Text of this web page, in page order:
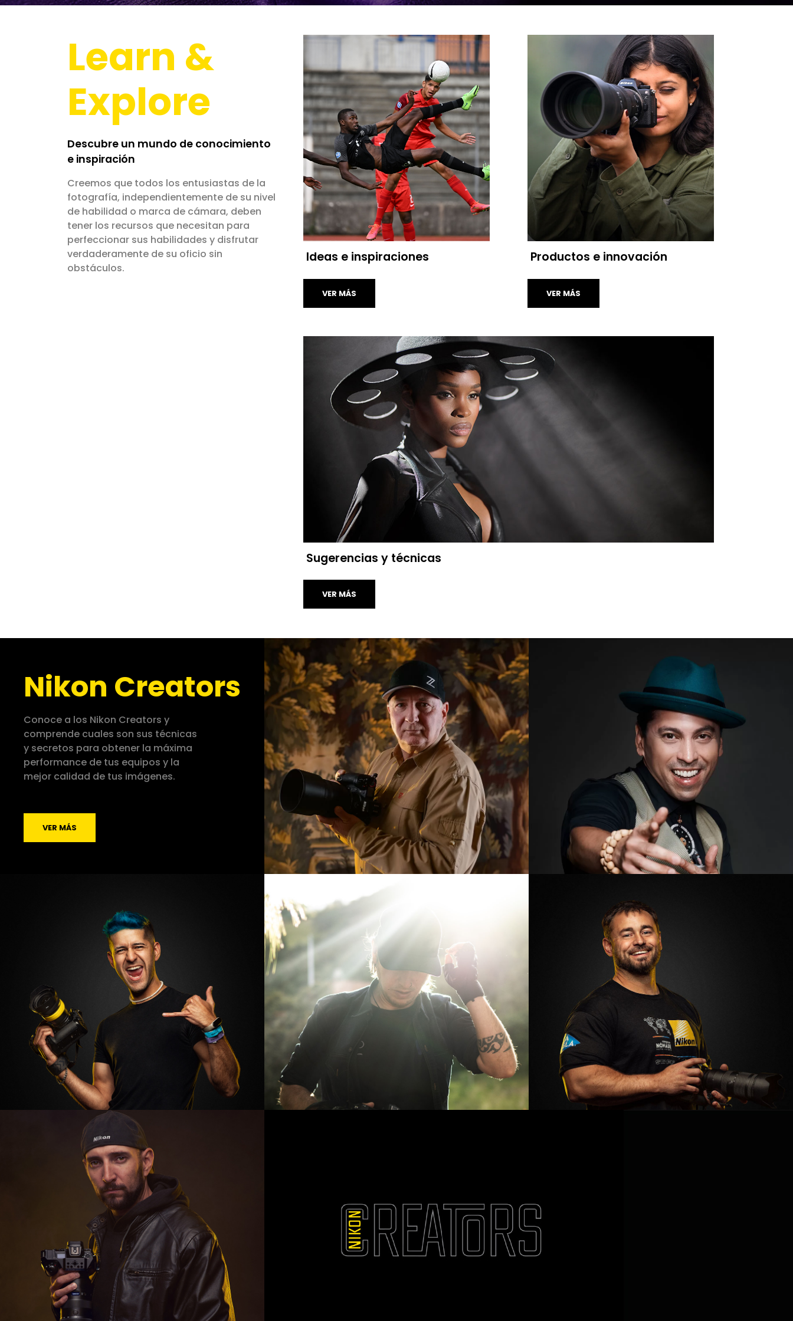
Learn &
Explore
Descubre un mundo de conocimiento
e inspiración
Creemos que todos los entusiastas de la
fotografía, independientemente de su nivel
de habilidad o marca de cámara, deben
tener los recursos que necesitan para
perfeccionar sus habilidades y disfrutar
verdaderamente de su oficio sin
obstáculos.
Ideas e inspiraciones
VER MÁS
Productos e innovación
VER MÁS
Sugerencias y técnicas
VER MÁS
Nikon Creators
Conoce a los Nikon Creators y
comprende cuales son sus técnicas
y secretos para obtener la máxima
performance de tus equipos y la
mejor calidad de tus imágenes.
VER MÁS